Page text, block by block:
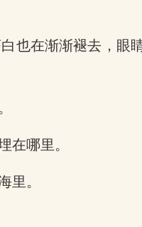
也在渐渐褪去，
在哪里。
里。